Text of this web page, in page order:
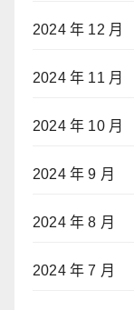
2024 年 12 月
2024 年 11 月
2024 年 10 月
2024 年 9 月
2024 年 8 月
2024 年 7 月